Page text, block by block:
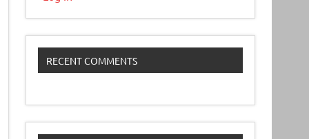
RECENT COMMENTS